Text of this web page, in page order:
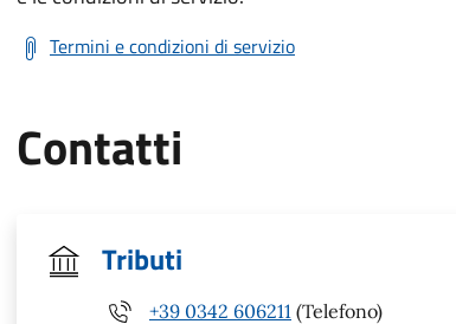
Termini e condizioni di servizio
Contatti
Tributi
+39 0342 606211 (Telefono)